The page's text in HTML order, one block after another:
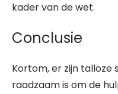
kader van de wet.
Conclusie
Kortom, er zijn talloze
raadzaam is om de